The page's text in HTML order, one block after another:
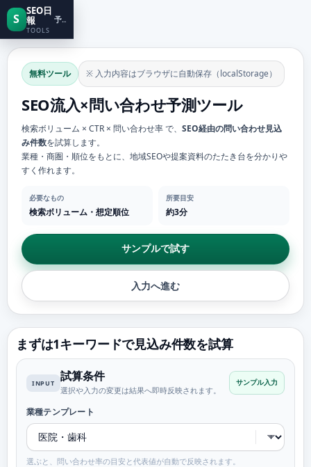
S
SEO日
報
TOOLS
予測
無料ツール ※ 入力内容はブラウザに自動保存（localStorage）
SEO流入×問い合わせ予測ツール
検索ボリューム × CTR × 問い合わせ率 で、 SEO経由の問い合わせ見込
み件数を試算します。
業種・商圏・順位をもとに、地域SEOや提案資料のたたき台を分かりや
すく作れます。
必要なもの
検索ボリューム・想定順位
所要目安
約3分
サンプルで試す
入力へ進む
まずは1キーワードで見込み件数を試算
INPUT 試算条件
選択や入力の変更は結果へ即時反映されます。
サンプル入力
業種テンプレート
選ぶと、問い合わせ率の目安と代表値が自動で反映されます。